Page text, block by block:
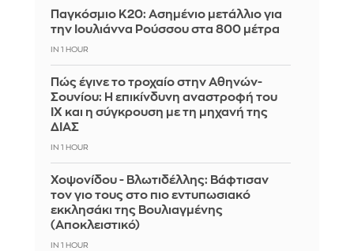
Παγκόσμιο Κ20: Ασημένιο μετάλλιο για
την Ιουλιάννα Ρούσσου στα 800 μέτρα
IN 1 HOUR
Πώς έγινε το τροχαίο στην Αθηνών-
Σουνίου: Η επικίνδυνη αναστροφή του
ΙΧ και η σύγκρουση με τη μηχανή της
ΔΙΑΣ
IN 1 HOUR
Χοψονίδου - Βλωτιδέλλης: Βάφτισαν
τον γιο τους στο πιο εντυπωσιακό
εκκλησάκι της Βουλιαγμένης
(Αποκλειστικό)
IN 1 HOUR